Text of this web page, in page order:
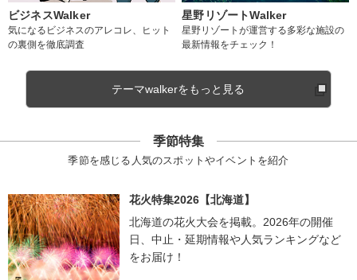
ビジネスWalker
気になるビジネスのアレコレ、ヒット
の裏側を徹底調査
星野リゾートWalker
星野リゾートが運営する多彩な施設の
最新情報をチェック！
テーマwalkerをもっと見る
季節特集
季節を感じる人気のスポットやイベントを紹介
花火特集2026【北海道】
北海道の花火大会を掲載。2026年の開催
日、中止・延期情報や人気ランキングなど
をお届け！